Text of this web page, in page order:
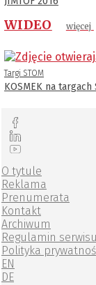
WIDEO więcej
Targi STOM
KOSMEK na targach
O tytule
Reklama
Prenumerata
Kontakt
Archiwum
Regulamin serwisu
Polityka
EN
DE